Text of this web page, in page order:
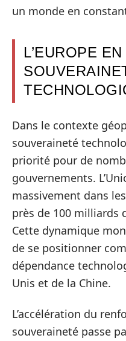
un monde en
L’EUROPE
Dans le contexte
souveraineté
priorité pour de
gouvernements.
massivement dans
près de 100 milliards
Cette dynamique
de se positionner
dépendance
Unis et de la Chine.
L’accélération du
souveraineté passe